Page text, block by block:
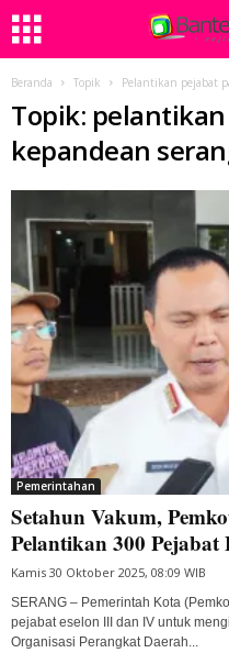
Beranda Topik Pelantikan pejabat
Topik:
kepandean
Pemerintahan
Setahun Vakum,
Pelantikan 300 Pejabat
Kamis 30 Oktober 2025, 08:09 WIB
SERANG – Pemerintah Kota
pejabat eselon III dan IV untuk
Organisasi Perangkat Daerah...